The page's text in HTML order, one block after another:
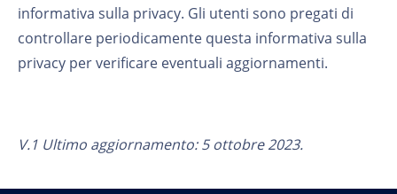
informativa sulla privacy. Gli utenti sono pregati di
controllare periodicamente questa informativa sulla
privacy per verificare eventuali aggiornamenti.
V.1 Ultimo aggiornamento: 5 ottobre 2023.